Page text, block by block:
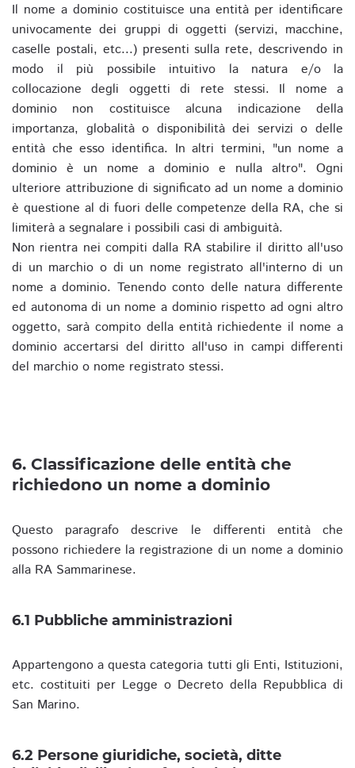
Il nome a dominio costituisce una entità per identificare
univocamente dei gruppi di oggetti (servizi, macchine,
caselle postali, etc...) presenti sulla rete, descrivendo in
modo il più possibile intuitivo la natura e/o la
collocazione degli oggetti di rete stessi. Il nome a
dominio non costituisce alcuna indicazione della
importanza, globalità o disponibilità dei servizi o delle
entità che esso identifica. In altri termini, "un nome a
dominio è un nome a dominio e nulla altro". Ogni
ulteriore attribuzione di significato ad un nome a dominio
è questione al di fuori delle competenze della RA, che si
limiterà a segnalare i possibili casi di ambiguità.
Non rientra nei compiti dalla RA stabilire il diritto all'uso
di un marchio o di un nome registrato all'interno di un
nome a dominio. Tenendo conto delle natura differente
ed autonoma di un nome a dominio rispetto ad ogni altro
oggetto, sarà compito della entità richiedente il nome a
dominio accertarsi del diritto all'uso in campi differenti
del marchio o nome registrato stessi.
6. Classificazione delle entità che
richiedono un nome a dominio
Questo paragrafo descrive le differenti entità che
possono richiedere la registrazione di un nome a dominio
alla RA Sammarinese.
6.1 Pubbliche amministrazioni
Appartengono a questa categoria tutti gli Enti, Istituzioni,
etc. costituiti per Legge o Decreto della Repubblica di
San Marino.
6.2 Persone giuridiche, società, ditte